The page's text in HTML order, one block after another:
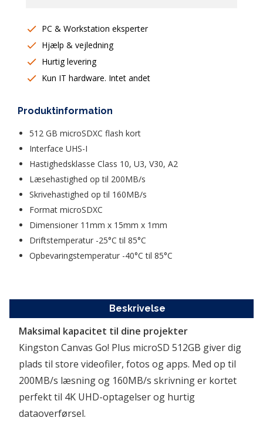
Produktinformation
512 GB microSDXC flash kort
Interface UHS-I
Hastighedsklasse Class 10, U3, V30, A2
Læsehastighed op til 200MB/s
Skrivehastighed op til 160MB/s
Format microSDXC
Dimensioner 11mm x 15mm x 1mm
Driftstemperatur -25°C til 85°C
Opbevaringstemperatur -40°C til 85°C
PC & Workstation eksperter
Hjælp & vejledning
Hurtig levering
Kun IT hardware. Intet andet
Beskrivelse
Maksimal kapacitet til dine projekter
Kingston Canvas Go! Plus microSD 512GB giver dig
plads til store videofiler, fotos og apps. Med op til
200MB/s læsning og 160MB/s skrivning er kortet
perfekt til 4K UHD-optagelser og hurtig
dataoverførsel.